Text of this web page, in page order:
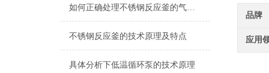
如何正确处理不锈钢反应釜的气液分散问题?
不锈钢反应釜的技术原理及特点
具体分析下低温循环泵的技术原理
品牌
应用